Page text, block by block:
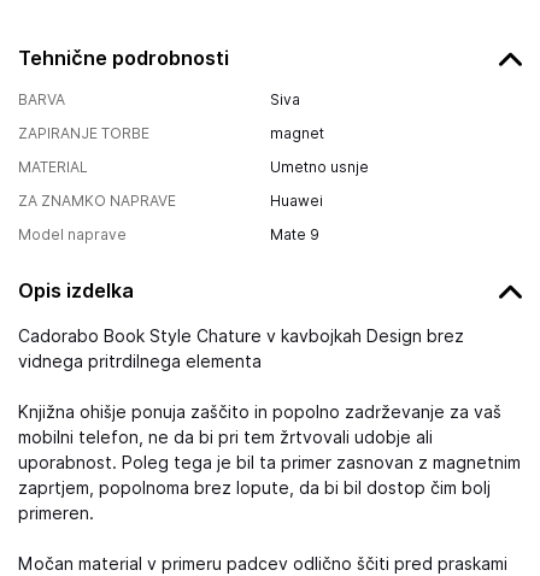
Tehnične podrobnosti
BARVA
Siva
ZAPIRANJE TORBE
magnet
MATERIAL
Umetno usnje
ZA ZNAMKO NAPRAVE
Huawei
Model naprave
Mate 9
Opis izdelka
Cadorabo Book Style Chature v kavbojkah Design brez
vidnega pritrdilnega elementa
Knjižna ohišje ponuja zaščito in popolno zadrževanje za vaš
mobilni telefon, ne da bi pri tem žrtvovali udobje ali
uporabnost. Poleg tega je bil ta primer zasnovan z magnetnim
zaprtjem, popolnoma brez lopute, da bi bil dostop čim bolj
primeren.
Močan material v primeru padcev odlično ščiti pred praskami